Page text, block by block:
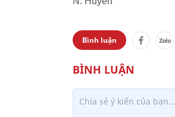
Bình luận